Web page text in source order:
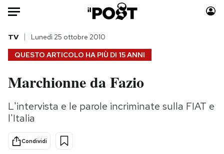
HOME
Italia
Politica
Internet
Moda
Consumismi
QUESTO ARTICOLO HA PIÙ DI 15 ANNI
TV Lunedì 25 ottobre 2010
Marchionne da Fazio
L'intervista e le parole incriminate sulla FIAT e
l'Italia
Condividi